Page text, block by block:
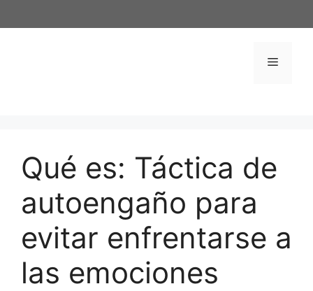
al
Menú
Qué es: Táctica de
autoengaño para
evitar enfrentarse a
las emociones